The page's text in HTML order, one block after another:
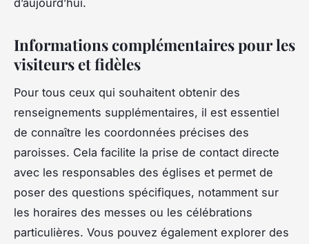
Informations complémentaires pour les
visiteurs et fidèles
Pour tous ceux qui souhaitent obtenir des
renseignements supplémentaires, il est essentiel
de connaître les coordonnées précises des
paroisses. Cela facilite la prise de contact directe
avec les responsables des églises et permet de
poser des questions spécifiques, notamment sur
les horaires des messes ou les célébrations
particulières. Vous pouvez également explorer des